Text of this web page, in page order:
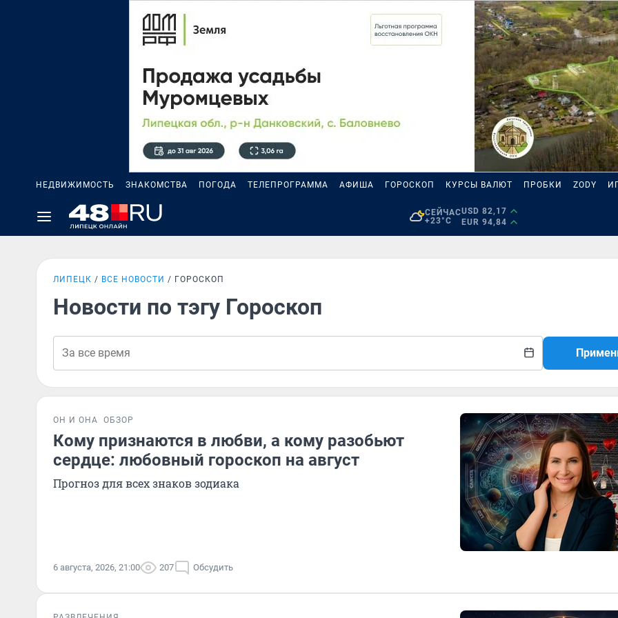
НЕДВИЖИМОСТЬ ЗНАКОМСТВА ПОГОДА ТЕЛЕПРОГРАММА АФИША ГОРОСКОП КУРСЫ ВАЛЮТ ПРОБКИ ZODY
СЕЙЧАС
+23°C
USD 82,17
EUR 94,84
ЛИПЕЦК ВСЕ НОВОСТИ ГОРОСКОП
Новости по тэгу Гороскоп
ОН И ОНА ОБЗОР
Кому признаются в любви, а кому разобьют
сердце: любовный гороскоп на август
Прогноз для всех знаков зодиака
6 августа, 2026, 21:00 207 Обсудить